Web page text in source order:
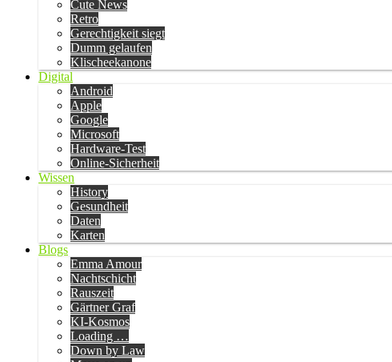
Cute News
Retro
Gerechtigkeit siegt
Dumm gelaufen
Klischeekanone
Digital
Android
Apple
Google
Microsoft
Hardware-Test
Online-Sicherheit
Wissen
History
Gesundheit
Daten
Karten
Blogs
Emma Amour
Nachtschicht
Rauszeit
Gärtner Graf
KI-Kosmos
Loading …
Down by Law